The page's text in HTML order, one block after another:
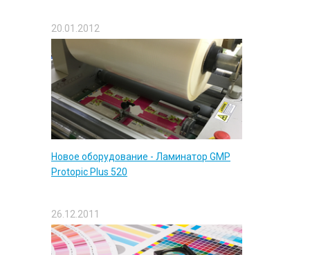
20.01.2012
Новое оборудование - Ламинатор GMP
Protopic Plus 520
26.12.2011